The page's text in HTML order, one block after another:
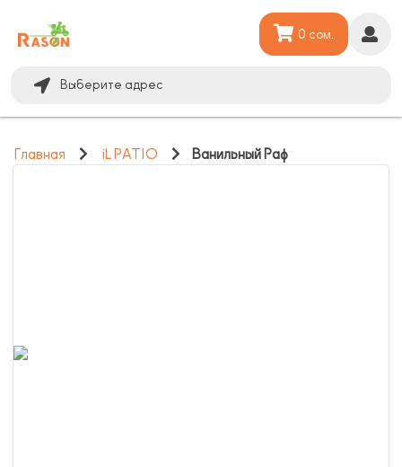
Выберите адрес
0 сом.
Главная iL PATIO Ванильный Раф